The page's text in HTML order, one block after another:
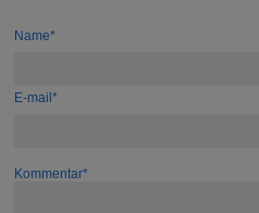
Name*
E-mail*
Kommentar*